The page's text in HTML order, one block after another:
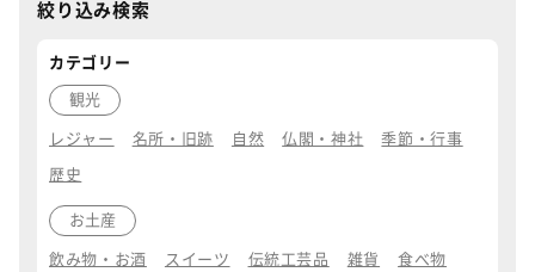
絞り込み検索
カテゴリー
観光
レジャー 名所・旧跡 自然 仏閣・神社 季節・行事
歴史
お土産
飲み物・お酒 スイーツ 伝統工芸品 雑貨 食べ物